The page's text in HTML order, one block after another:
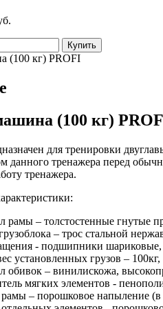
(100 кг) PROFI
(100 кг)
для тренировки
данного тренажера перед
тренажера.
рамы – толстостенные гнутые
– трос стальной
- подшипники
установленных грузов –
обивок – винилискожа,
мягких элементов -
– порошковое напыление